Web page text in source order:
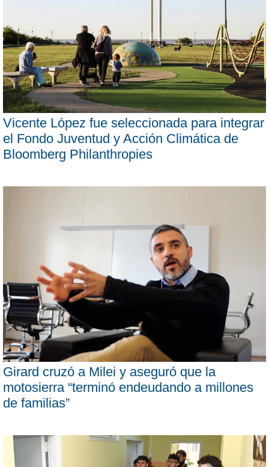
Vicente López fue seleccionada para integrar
el Fondo Juventud y Acción Climática de
Bloomberg Philanthropies
Girard cruzó a Milei y aseguró que la
motosierra “terminó endeudando a millones
de familias”